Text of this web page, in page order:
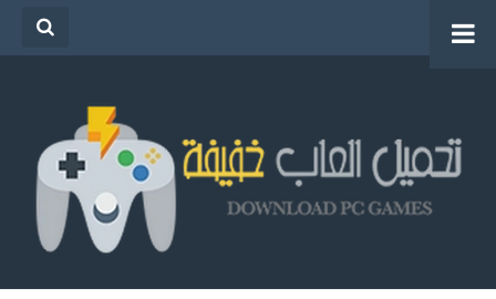
تحميل العاب خفيفة للكمبيوتر من ميديا فاير للاجهزة
الضعيفة